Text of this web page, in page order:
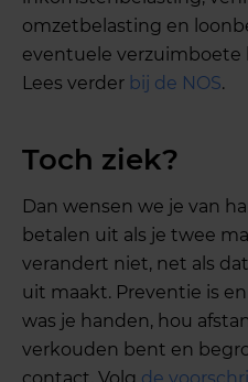
omzetbelasting en
eventuele verzuimboete
Lees verder bij de NOS.
Toch ziek?
Dan wensen we je van
betalen uit als je twee
verandert niet, net als
uit maakt. Preventie is
was je handen, hou
verkouden bent en